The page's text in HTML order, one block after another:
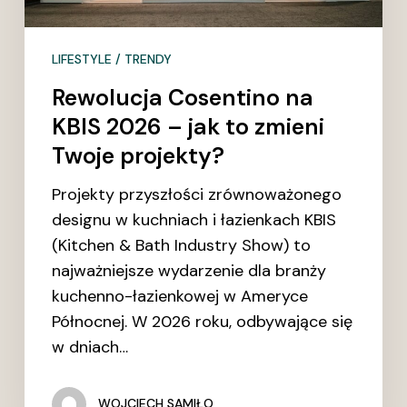
jak
zmieni
Twoje
projekty?
LIFESTYLE / TRENDY
Rewolucja Cosentino na
KBIS 2026 – jak to zmieni
Twoje projekty?
Projekty przyszłości zrównoważonego
designu w kuchniach i łazienkach KBIS
(Kitchen & Bath Industry Show) to
najważniejsze wydarzenie dla branży
kuchenno-łazienkowej w Ameryce
Północnej. W 2026 roku, odbywające się
w dniach…
WOJCIECH SAMIŁO